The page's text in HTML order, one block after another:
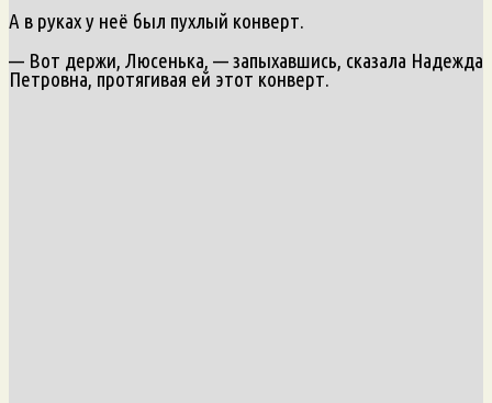
А в руках у неё был пухлый конверт.
— Вот держи, Люсенька, — запыхавшись, сказала Надежда
Петровна, протягивая ей этот конверт.